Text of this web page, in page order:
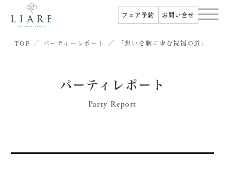
フェア予約 お問い合せ
TOP パーティーレポート 「想いを胸に歩む祝福の道」
パーティレポート
Party Report